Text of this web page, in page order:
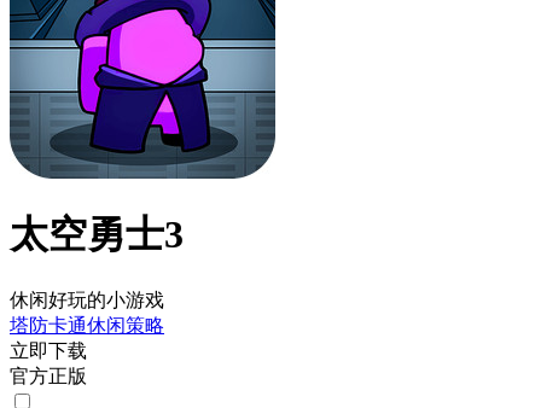
太空勇士3
休闲好玩的小游戏
塔防卡通休闲策略
立即下载
官方正版